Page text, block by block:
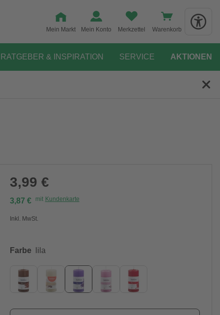
Mein Markt Mein Konto Merkzettel Warenkorb
RATGEBER & INSPIRATION SERVICE AKTIONEN
3,99 €
3,87 € mit Kundenkarte
Inkl. MwSt.
Farbe lila